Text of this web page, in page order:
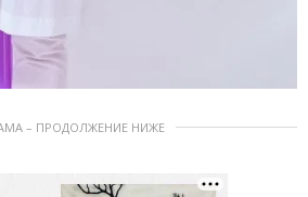
– ПРОДОЛЖЕНИЕ НИЖЕ